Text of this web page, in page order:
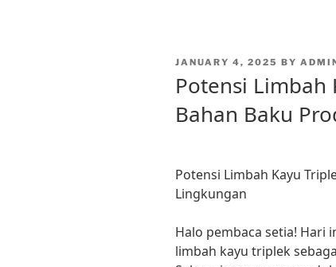
POSTED
JANUARY 4, 2025 BY
Potensi Limbah
Bahan Baku
Potensi Limbah Kayu
Lingkungan
Halo pembaca setia! Hari
limbah kayu triplek